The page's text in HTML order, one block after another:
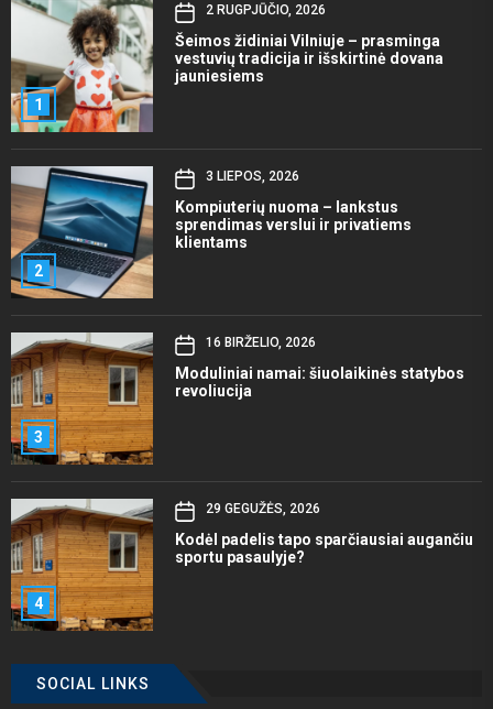
1
2 RUGPJŪČIO, 2026
Šeimos židiniai Vilniuje – prasminga
vestuvių tradicija ir išskirtinė dovana
jauniesiems
2
3 LIEPOS, 2026
Kompiuterių nuoma – lankstus
sprendimas verslui ir privatiems
klientams
3
16 BIRŽELIO, 2026
Moduliniai namai: šiuolaikinės statybos
revoliucija
4
29 GEGUŽĖS, 2026
Kodėl padelis tapo sparčiausiai augančiu
sportu pasaulyje?
SOCIAL LINKS